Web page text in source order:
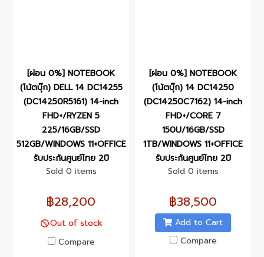
[ผ่อน 0%] NOTEBOOK
(โน้ตบุ๊ก) DELL 14 DC14255
(DC14250R5161) 14-inch
FHD+/RYZEN 5
225/16GB/SSD
512GB/WINDOWS 11+OFFICE
รับประกันศูนย์ไทย 2ปี
Sold 0 items
฿28,200
Out of stock
Compare
[ผ่อน 0%] NOTEBOOK
(โน้ตบุ๊ก) 14 DC14250
(DC14250C7162) 14-inch
FHD+/CORE 7
150U/16GB/SSD
1TB/WINDOWS 11+OFFICE
รับประกันศูนย์ไทย 2ปี
Sold 0 items
฿38,500
Add to Cart
Compare